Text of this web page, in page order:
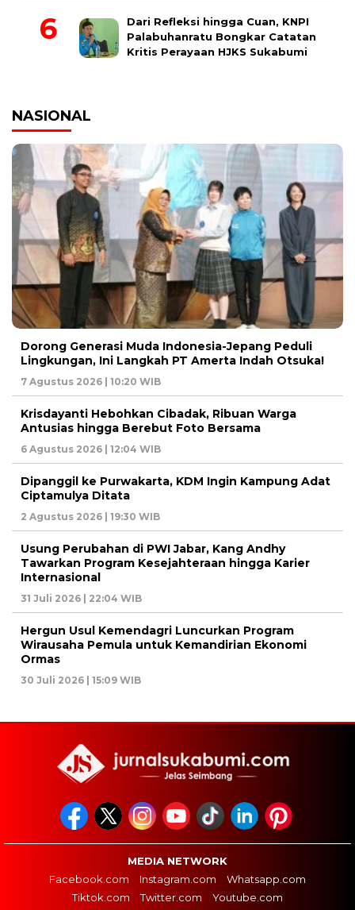
Dari Refleksi hingga Cuan, KNPI
Palabuhanratu Bongkar Catatan
Kritis Perayaan HJKS Sukabumi
NASIONAL
Dorong Generasi Muda Indonesia-Jepang Peduli
Lingkungan, Ini Langkah PT Amerta Indah Otsuka!
7 Agustus 2026 | 10:20 WIB
Krisdayanti Hebohkan Cibadak, Ribuan Warga
Antusias hingga Berebut Foto Bersama
6 Agustus 2026 | 12:04 WIB
Dipanggil ke Purwakarta, KDM Ingin Kampung Adat
Ciptamulya Ditata
2 Agustus 2026 | 19:30 WIB
Usung Perubahan di PWI Jabar, Kang Andhy
Tawarkan Program Kesejahteraan hingga Karier
Internasional
31 Juli 2026 | 22:04 WIB
Hergun Usul Kemendagri Luncurkan Program
Wirausaha Pemula untuk Kemandirian Ekonomi
Ormas
30 Juli 2026 | 15:09 WIB
MEDIA NETWORK
Facebook.com
Instagram.com
Whatsapp.com
Tiktok.com
Twitter.com Youtube.com